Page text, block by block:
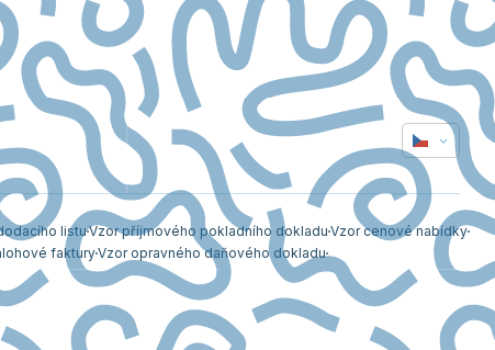
listuVzor příjmového pokladního dokladu Vzor cenové nabídky
fakturyVzor opravného daňového dokladu